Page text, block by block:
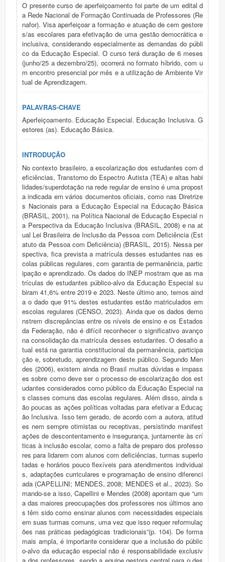
O presente curso de aperfeiçoamento foi parte de um edital d
a Rede Nacional de Formação Continuada de Professores (Re
nafor). Visa aperfeiçoar a formação e atuação de cem gestore
s/as escolares para efetivação de uma gestão democrática e
inclusiva, considerando especialmente as demandas do públi
co da Educação Especial. O curso terá duração de 6 meses
(junho/25 a dezembro/25), ocorrerá no formato híbrido, com u
m encontro presencial por mês e a utilização de Ambiente Vir
tual de Aprendizagem.
PALAVRAS-CHAVE
Aperfeiçoamento. Educação Especial. Educação Inclusiva. G
estores (as). Educação Básica.
INTRODUÇÃO
No contexto brasileiro, a escolarização dos estudantes com d
eficiências, Transtorno do Espectro Autista (TEA) e altas habi
lidades/superdotação na rede regular de ensino é uma propost
a indicada em vários documentos oficiais, como nas Diretrize
s Nacionais para a Educação Especial na Educação Básica
(BRASIL, 2001), na Política Nacional de Educação Especial n
a Perspectiva da Educação Inclusiva (BRASIL, 2008) e na at
ual Lei Brasileira de Inclusão da Pessoa com Deficiência (Est
atuto da Pessoa com Deficiência) (BRASIL, 2015). Nessa per
spectiva, fica prevista a matrícula desses estudantes nas es
colas públicas regulares, com garantia de permanência, partic
ipação e aprendizado. Os dados do INEP mostram que as ma
trículas de estudantes público-alvo da Educação Especial su
biram 41,6% entre 2019 e 2023. Neste último ano, temos aind
a o dado que 91% destes estudantes estão matriculados em
escolas regulares (CENSO, 2023). Ainda que os dados demo
nstrem discrepâncias entre os níveis de ensino e os Estados
da Federação, não é difícil reconhecer o significativo avanço
na consolidação da matrícula desses estudantes. O desafio a
tual está na garantia constitucional da permanência, participa
ção e, sobretudo, aprendizagem deste público. Segundo Men
des (2006), existem ainda no Brasil muitas dúvidas e impass
es sobre como deve ser o processo de escolarização dos est
udantes considerados como público da Educação Especial na
s classes comuns das escolas regulares. Além disso, ainda s
ão poucas as ações políticas voltadas para efetivar a Educaç
ão Inclusiva. Isso tem gerado, de acordo com a autora, atitud
es nem sempre otimistas ou receptivas, persistindo manifest
ações de descontentamento e insegurança, juntamente às crí
ticas à inclusão escolar, como a falta de preparo dos professo
res para lidarem com alunos com deficiências, turmas superlo
tadas e horários pouco flexíveis para atendimentos individuai
s, adaptações curriculares e programação de ensino diferenci
ada (CAPELLINI; MENDES, 2008; MENDES et al., 2023). So
mando-se a isso, Capellini e Mendes (2008) apontam que “um
a das maiores preocupações dos professores nos últimos ano
s têm sido como ensinar alunos com necessidades especiais
em suas turmas comuns, uma vez que isso requer reformulaç
ões nas práticas pedagógicas tradicionais”(p. 104). De forma
mais ampla, é importante considerar que a inclusão do públic
o-alvo da educação especial não é responsabilidade exclusiv
a dos professores, sendo a equipe gestora central para o des